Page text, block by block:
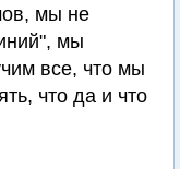
мы не
мы
все, что мы
что да и что